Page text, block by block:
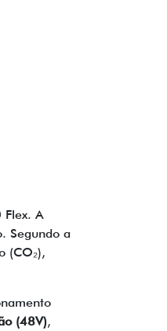
Flex. A
Segundo a
(CO₂),
(48V),